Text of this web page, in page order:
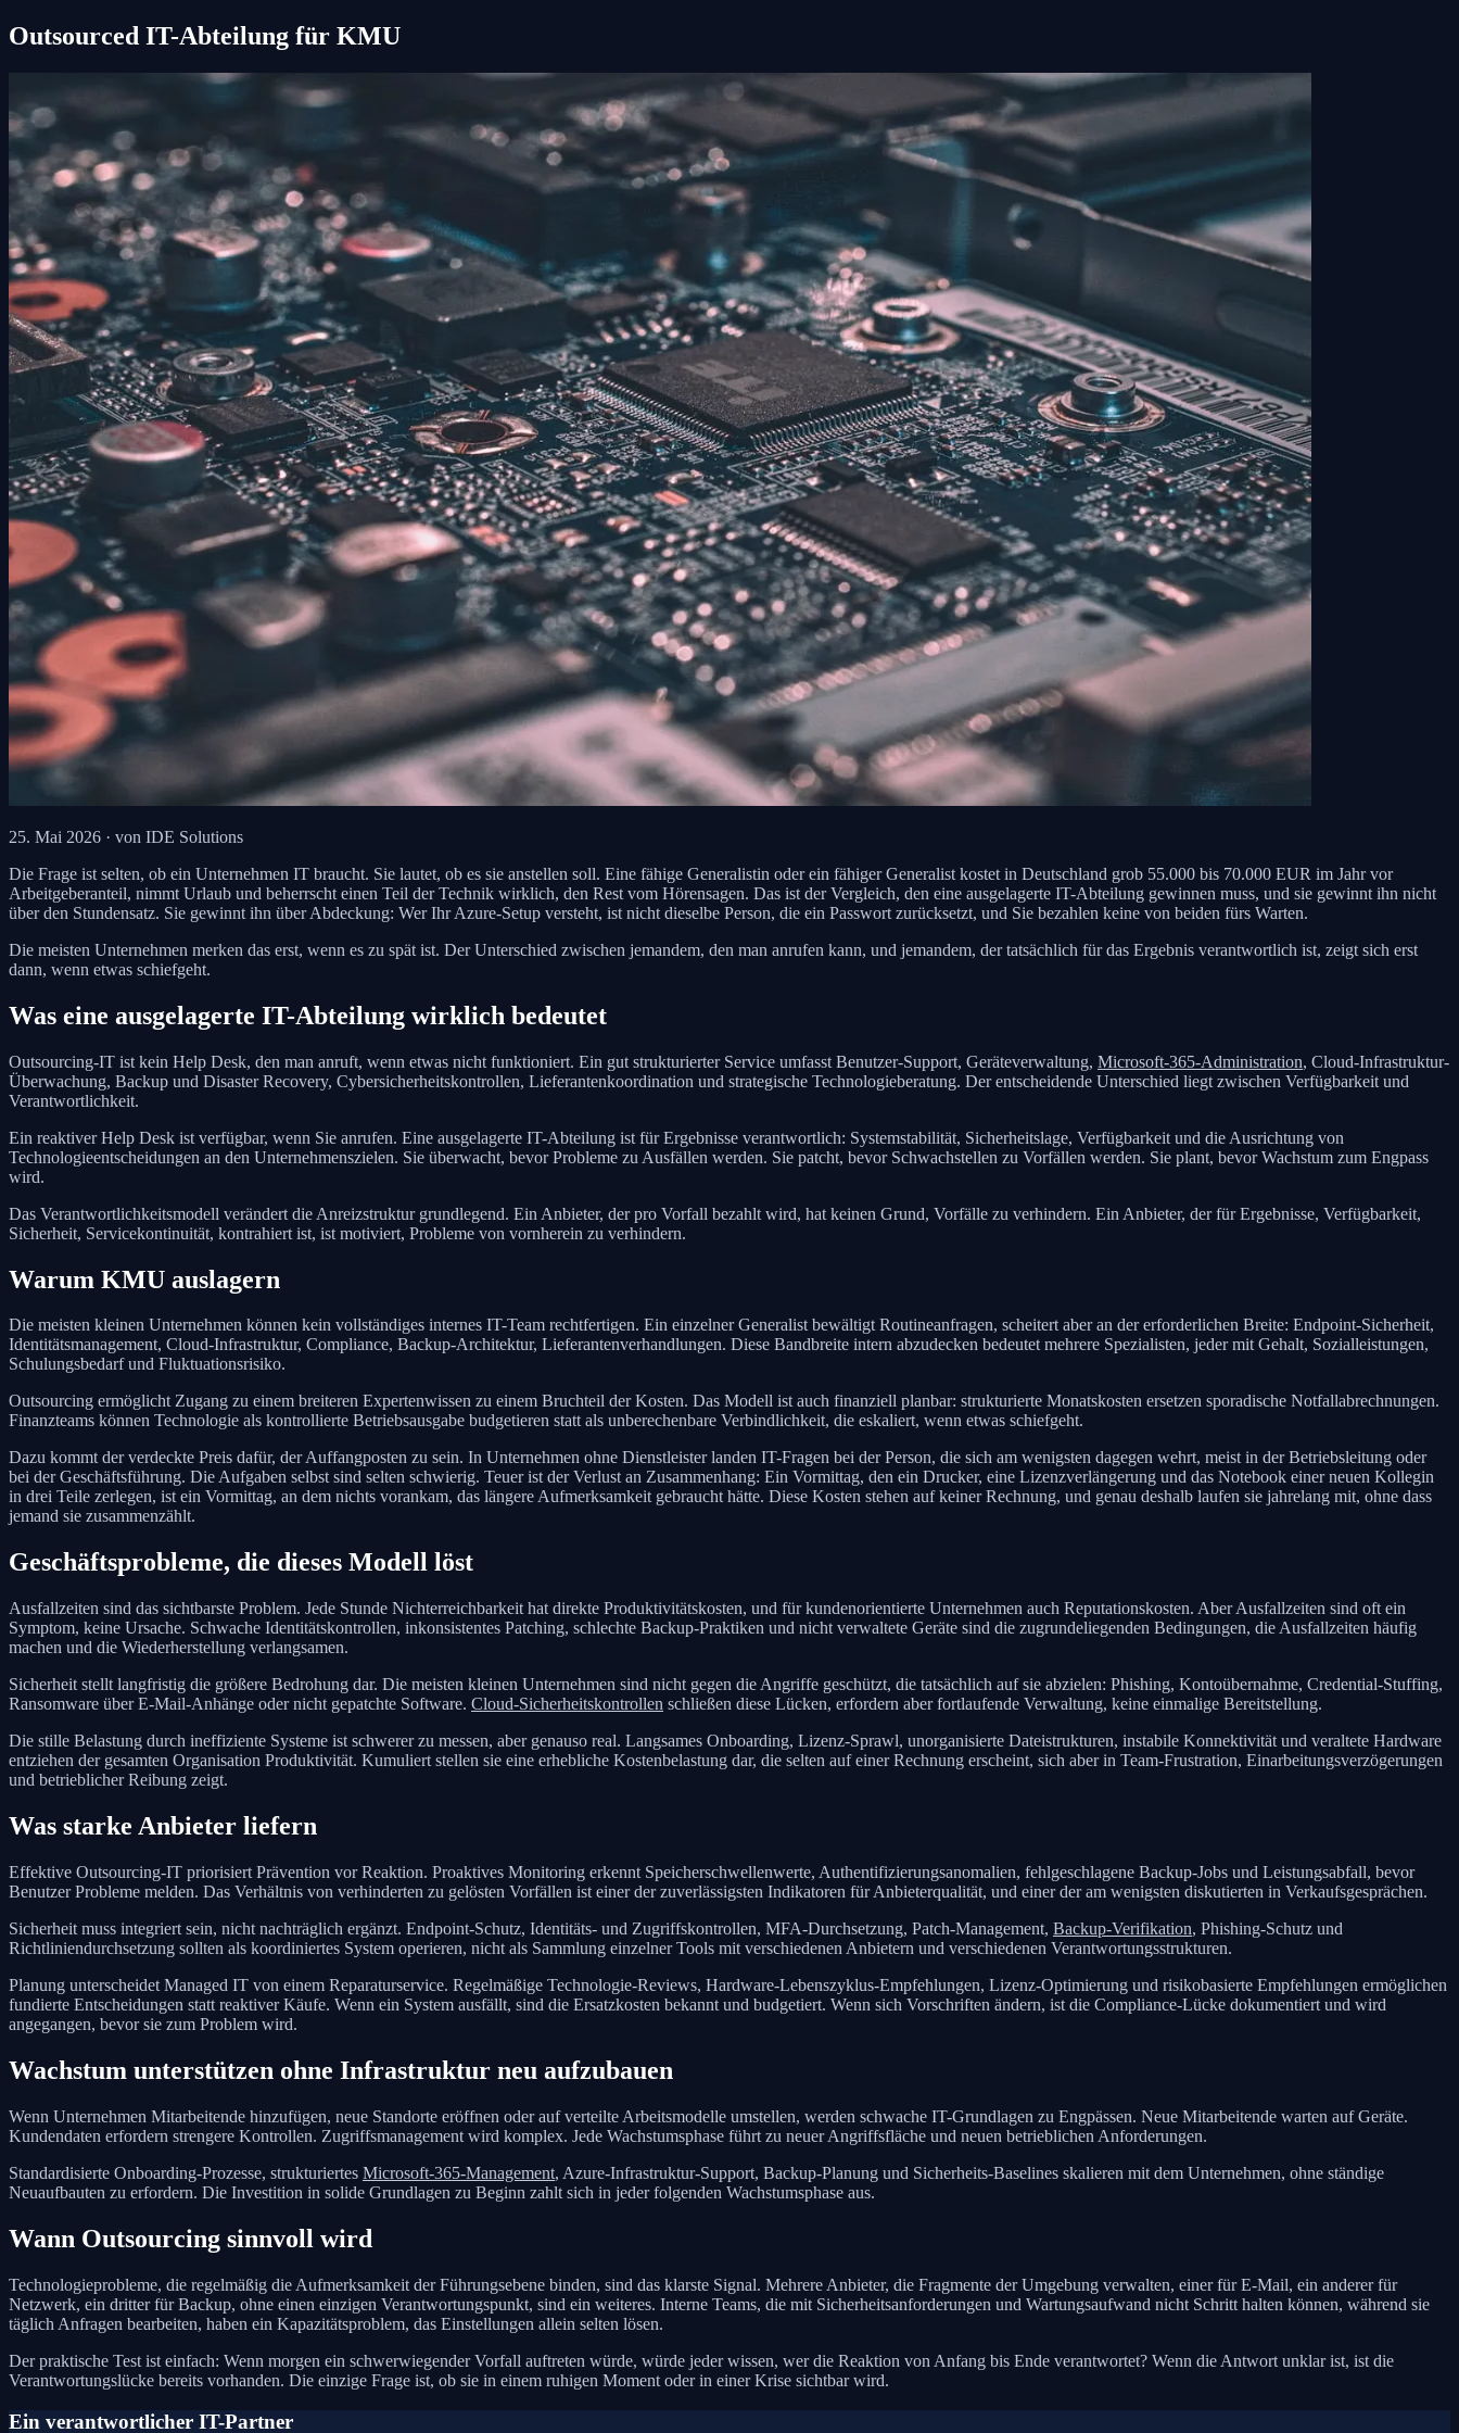
Outsourced IT-Abteilung für KMU
25. Mai 2026 · von IDE Solutions
Die Frage ist selten, ob ein Unternehmen IT braucht. Sie lautet, ob es sie anstellen soll. Eine fähige Generalistin oder ein fähiger Generalist kostet in Deutschland grob 55.000 bis 70.000 EUR im Jahr vor
Arbeitgeberanteil, nimmt Urlaub und beherrscht einen Teil der Technik wirklich, den Rest vom Hörensagen. Das ist der Vergleich, den eine ausgelagerte IT-Abteilung gewinnen muss, und sie gewinnt ihn nicht
über den Stundensatz. Sie gewinnt ihn über Abdeckung: Wer Ihr Azure-Setup versteht, ist nicht dieselbe Person, die ein Passwort zurücksetzt, und Sie bezahlen keine von beiden fürs Warten.
Die meisten Unternehmen merken das erst, wenn es zu spät ist. Der Unterschied zwischen jemandem, den man anrufen kann, und jemandem, der tatsächlich für das Ergebnis verantwortlich ist, zeigt sich erst
dann, wenn etwas schiefgeht.
Was eine ausgelagerte IT-Abteilung wirklich bedeutet
Outsourcing-IT ist kein Help Desk, den man anruft, wenn etwas nicht funktioniert. Ein gut strukturierter Service umfasst Benutzer-Support, Geräteverwaltung, Microsoft-365-Administration, Cloud-Infrastruktur-
Überwachung, Backup und Disaster Recovery, Cybersicherheitskontrollen, Lieferantenkoordination und strategische Technologieberatung. Der entscheidende Unterschied liegt zwischen Verfügbarkeit und
Verantwortlichkeit.
Ein reaktiver Help Desk ist verfügbar, wenn Sie anrufen. Eine ausgelagerte IT-Abteilung ist für Ergebnisse verantwortlich: Systemstabilität, Sicherheitslage, Verfügbarkeit und die Ausrichtung von
Technologieentscheidungen an den Unternehmenszielen. Sie überwacht, bevor Probleme zu Ausfällen werden. Sie patcht, bevor Schwachstellen zu Vorfällen werden. Sie plant, bevor Wachstum zum Engpass
wird.
Das Verantwortlichkeitsmodell verändert die Anreizstruktur grundlegend. Ein Anbieter, der pro Vorfall bezahlt wird, hat keinen Grund, Vorfälle zu verhindern. Ein Anbieter, der für Ergebnisse, Verfügbarkeit,
Sicherheit, Servicekontinuität, kontrahiert ist, ist motiviert, Probleme von vornherein zu verhindern.
Warum KMU auslagern
Die meisten kleinen Unternehmen können kein vollständiges internes IT-Team rechtfertigen. Ein einzelner Generalist bewältigt Routineanfragen, scheitert aber an der erforderlichen Breite: Endpoint-Sicherheit,
Identitätsmanagement, Cloud-Infrastruktur, Compliance, Backup-Architektur, Lieferantenverhandlungen. Diese Bandbreite intern abzudecken bedeutet mehrere Spezialisten, jeder mit Gehalt, Sozialleistungen,
Schulungsbedarf und Fluktuationsrisiko.
Outsourcing ermöglicht Zugang zu einem breiteren Expertenwissen zu einem Bruchteil der Kosten. Das Modell ist auch finanziell planbar: strukturierte Monatskosten ersetzen sporadische Notfallabrechnungen.
Finanzteams können Technologie als kontrollierte Betriebsausgabe budgetieren statt als unberechenbare Verbindlichkeit, die eskaliert, wenn etwas schiefgeht.
Dazu kommt der verdeckte Preis dafür, der Auffangposten zu sein. In Unternehmen ohne Dienstleister landen IT-Fragen bei der Person, die sich am wenigsten dagegen wehrt, meist in der Betriebsleitung oder
bei der Geschäftsführung. Die Aufgaben selbst sind selten schwierig. Teuer ist der Verlust an Zusammenhang: Ein Vormittag, den ein Drucker, eine Lizenzverlängerung und das Notebook einer neuen Kollegin
in drei Teile zerlegen, ist ein Vormittag, an dem nichts vorankam, das längere Aufmerksamkeit gebraucht hätte. Diese Kosten stehen auf keiner Rechnung, und genau deshalb laufen sie jahrelang mit, ohne dass
jemand sie zusammenzählt.
Geschäftsprobleme, die dieses Modell löst
Ausfallzeiten sind das sichtbarste Problem. Jede Stunde Nichterreichbarkeit hat direkte Produktivitätskosten, und für kundenorientierte Unternehmen auch Reputationskosten. Aber Ausfallzeiten sind oft ein
Symptom, keine Ursache. Schwache Identitätskontrollen, inkonsistentes Patching, schlechte Backup-Praktiken und nicht verwaltete Geräte sind die zugrundeliegenden Bedingungen, die Ausfallzeiten häufig
machen und die Wiederherstellung verlangsamen.
Sicherheit stellt langfristig die größere Bedrohung dar. Die meisten kleinen Unternehmen sind nicht gegen die Angriffe geschützt, die tatsächlich auf sie abzielen: Phishing, Kontoübernahme, Credential-Stuffing,
Ransomware über E-Mail-Anhänge oder nicht gepatchte Software. Cloud-Sicherheitskontrollen schließen diese Lücken, erfordern aber fortlaufende Verwaltung, keine einmalige Bereitstellung.
Die stille Belastung durch ineffiziente Systeme ist schwerer zu messen, aber genauso real. Langsames Onboarding, Lizenz-Sprawl, unorganisierte Dateistrukturen, instabile Konnektivität und veraltete Hardware
entziehen der gesamten Organisation Produktivität. Kumuliert stellen sie eine erhebliche Kostenbelastung dar, die selten auf einer Rechnung erscheint, sich aber in Team-Frustration, Einarbeitungsverzögerungen
und betrieblicher Reibung zeigt.
Was starke Anbieter liefern
Effektive Outsourcing-IT priorisiert Prävention vor Reaktion. Proaktives Monitoring erkennt Speicherschwellenwerte, Authentifizierungsanomalien, fehlgeschlagene Backup-Jobs und Leistungsabfall, bevor
Benutzer Probleme melden. Das Verhältnis von verhinderten zu gelösten Vorfällen ist einer der zuverlässigsten Indikatoren für Anbieterqualität, und einer der am wenigsten diskutierten in Verkaufsgesprächen.
Sicherheit muss integriert sein, nicht nachträglich ergänzt. Endpoint-Schutz, Identitäts- und Zugriffskontrollen, MFA-Durchsetzung, Patch-Management, Backup-Verifikation, Phishing-Schutz und
Richtliniendurchsetzung sollten als koordiniertes System operieren, nicht als Sammlung einzelner Tools mit verschiedenen Anbietern und verschiedenen Verantwortungsstrukturen.
Planung unterscheidet Managed IT von einem Reparaturservice. Regelmäßige Technologie-Reviews, Hardware-Lebenszyklus-Empfehlungen, Lizenz-Optimierung und risikobasierte Empfehlungen ermöglichen
fundierte Entscheidungen statt reaktiver Käufe. Wenn ein System ausfällt, sind die Ersatzkosten bekannt und budgetiert. Wenn sich Vorschriften ändern, ist die Compliance-Lücke dokumentiert und wird
angegangen, bevor sie zum Problem wird.
Wachstum unterstützen ohne Infrastruktur neu aufzubauen
Wenn Unternehmen Mitarbeitende hinzufügen, neue Standorte eröffnen oder auf verteilte Arbeitsmodelle umstellen, werden schwache IT-Grundlagen zu Engpässen. Neue Mitarbeitende warten auf Geräte.
Kundendaten erfordern strengere Kontrollen. Zugriffsmanagement wird komplex. Jede Wachstumsphase führt zu neuer Angriffsfläche und neuen betrieblichen Anforderungen.
Standardisierte Onboarding-Prozesse, strukturiertes Microsoft-365-Management, Azure-Infrastruktur-Support, Backup-Planung und Sicherheits-Baselines skalieren mit dem Unternehmen, ohne ständige
Neuaufbauten zu erfordern. Die Investition in solide Grundlagen zu Beginn zahlt sich in jeder folgenden Wachstumsphase aus.
Wann Outsourcing sinnvoll wird
Technologieprobleme, die regelmäßig die Aufmerksamkeit der Führungsebene binden, sind das klarste Signal. Mehrere Anbieter, die Fragmente der Umgebung verwalten, einer für E-Mail, ein anderer für
Netzwerk, ein dritter für Backup, ohne einen einzigen Verantwortungspunkt, sind ein weiteres. Interne Teams, die mit Sicherheitsanforderungen und Wartungsaufwand nicht Schritt halten können, während sie
täglich Anfragen bearbeiten, haben ein Kapazitätsproblem, das Einstellungen allein selten lösen.
Der praktische Test ist einfach: Wenn morgen ein schwerwiegender Vorfall auftreten würde, würde jeder wissen, wer die Reaktion von Anfang bis Ende verantwortet? Wenn die Antwort unklar ist, ist die
Verantwortungslücke bereits vorhanden. Die einzige Frage ist, ob sie in einem ruhigen Moment oder in einer Krise sichtbar wird.
Ein verantwortlicher IT-Partner